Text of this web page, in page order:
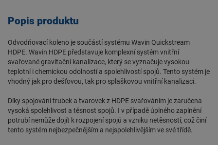
vysoká spolehlivost a těsnost svařovaných spojů
potrubí a tvarovky v dimenzích d40 – d315
Použití:
dešťová kanalizace
splašková kanalizace
průmyslové a laboratorní aplikace
Rozměry:
Vnější průměr: d 56
Úhel: 88,5°
Popis produktu
Odvodňovací koleno je součástí systému Wavin Quickstream
HDPE. Wavin HDPE představuje komplexní systém vnitřní
svařované gravitační kanalizace, který se vyznačuje vysokou
teplotní i chemickou odolností a spolehlivostí spojů. Tento systém je
vhodný jak pro dešťovou, tak pro splaškovou vnitřní kanalizaci.
Díky spojování trubek a tvarovek z HDPE svařováním je zaručena
vysoká spolehlivost a těsnost spojů. I v případě úplného zaplnění
potrubí nemůže dojít k rozpojení spojů a vzniku netěsností, což činí
tento systém nejbezpečnějším a nejspolehlivějším ve své třídě.